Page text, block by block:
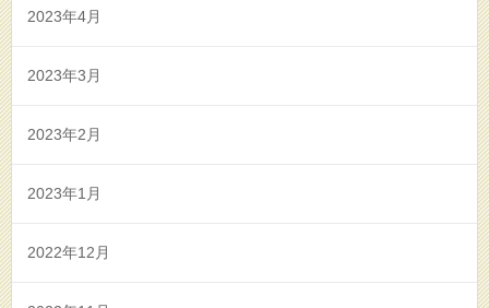
2023年4月
2023年3月
2023年2月
2023年1月
2022年12月